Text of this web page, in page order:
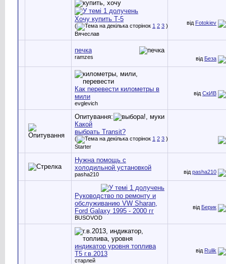
Хочу купить Т-5
( 1 2 3 )
Вячеслав
від Fotokiev
печка
ramzes від Беза
Как перевести километры в
мили
evglevich
від СкИВ
Опитування:
Какой
выбрать Transit?
( 1 2 3 )
Starter
Нужна помощь с
холодильной установкой
pasha210 від pasha210
Руководство по ремонту и
обслуживанию VW Sharan,
Ford Galaxy 1995 - 2000 гг
BUSOVOD
від Берик
индикатор уровня топлива
Т5 г.в.2013
старлей
від Rulik